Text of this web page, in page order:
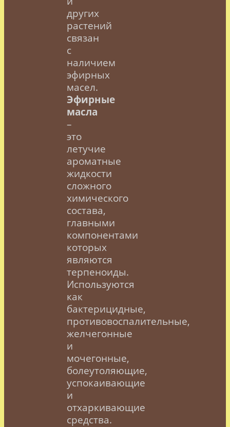
других
растений
связан
с
наличием
эфирных
масел.
Эфирные
масла
–
это
летучие
ароматные
жидкости
сложного
химического
состава,
главными
компонентами
которых
являются
терпеноиды.
Используются
как
бактерицидные,
противовоспалительные,
желчегонные
и
мочегонные,
болеутоляющие,
успокаивающие
и
отхаркивающие
средства.